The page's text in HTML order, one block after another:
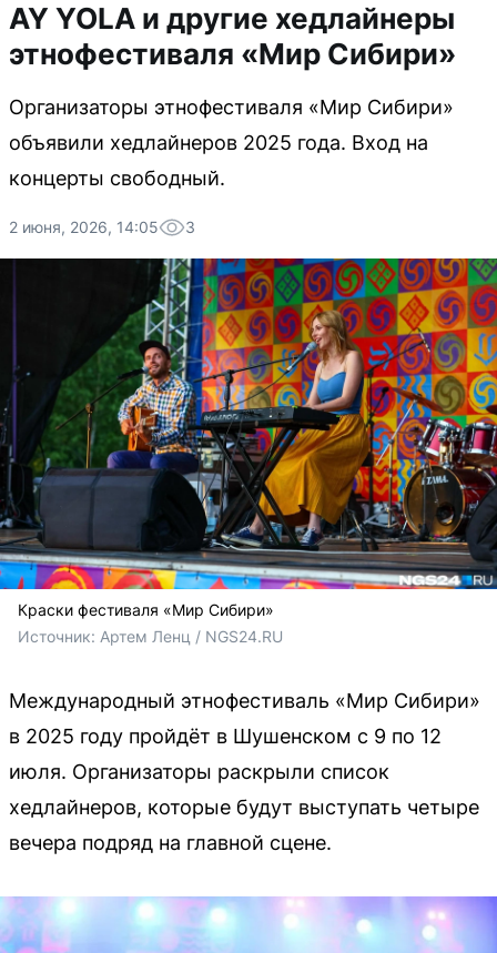
AY YOLA и другие хедлайнеры
этнофестиваля «Мир Сибири»
Организаторы этнофестиваля «Мир Сибири»
объявили хедлайнеров 2025 года. Вход на
концерты свободный.
2 июня, 2026, 14:05 3
Краски фестиваля «Мир Сибири»
Источник: Артем Ленц / NGS24.RU
Международный этнофестиваль «Мир Сибири»
в 2025 году пройдёт в Шушенском с 9 по 12
июля. Организаторы раскрыли список
хедлайнеров, которые будут выступать четыре
вечера подряд на главной сцене.